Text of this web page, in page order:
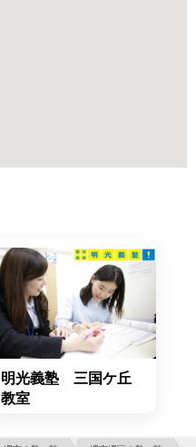
明光義塾 三国ケ丘
教室